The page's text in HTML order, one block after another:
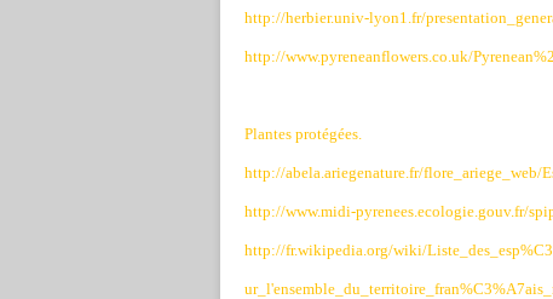
http://herbier.univ-lyon1.fr/
http://www.pyreneanflowers.co.uk/
Plantes protégées.
http://abela.ariegenature.fr/flore_ariege_web/
http://www.midi-pyrenees.ecologie.gouv.fr/
http://fr.wikipedia.org/wiki/